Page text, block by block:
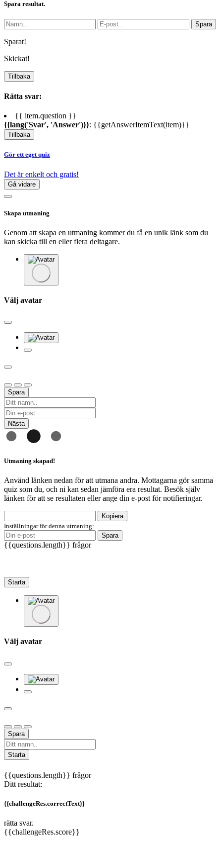
Spara resultat.
Spara
Sparat!
Skickat!
Tillbaka
Rätta svar:
{{ item.question }}
{{lang('Svar', 'Answer')}}: {{getAnswerItemText(item)}}
Tillbaka
Gör ett eget quiz
Det är enkelt och gratis!
Gå vidare
Skapa utmaning
Genom att skapa en utmaning kommer du få en unik länk som du
kan skicka till en eller flera deltagare.
Välj avatar
Spara
Nästa
Utmaning skapad!
Använd länken nedan för att utmana andra. Mottagarna gör samma
quiz som du, och ni kan sedan jämföra era resultat. Besök själv
länken för att se resultaten eller ange din e-post för notifieringar.
Kopiera
Inställningar för denna utmaning:
Spara
{{questions.length}} frågor
Starta
Välj avatar
Spara
Starta
{{questions.length}} frågor
Ditt resultat:
{{challengeRes.correctText}}
rätta svar.
{{challengeRes.score}}